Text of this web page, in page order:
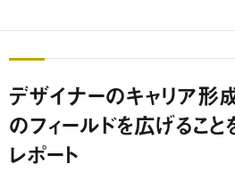
デザイナーのキャリア形
のフィールドを広げるこ
レポート